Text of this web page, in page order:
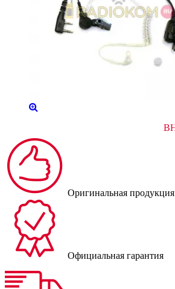
Оригинальная продукция
Официальная гарантия